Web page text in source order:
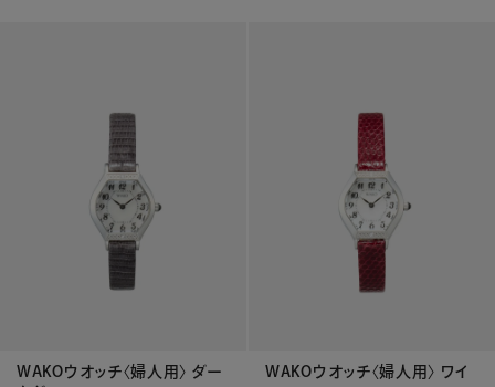
WAKOウオッチ〈婦人用〉 ダー
WAKOウオッチ〈婦人用〉 ワイ